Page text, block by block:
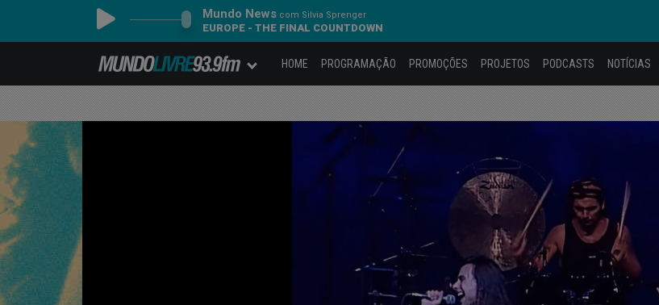
Mundo News com Silvia Sprenger
EUROPE - THE FINAL COUNTDOWN
HOME PROGRAMAÇÃO PROMOÇÕES PROJETOS PODCASTS NOTÍCIAS